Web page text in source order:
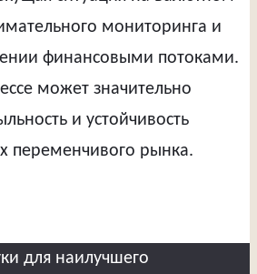
мониторинга и
финансовыми потоками.
может значительно
и устойчивость
переменчивого рынка.
для наилучшего